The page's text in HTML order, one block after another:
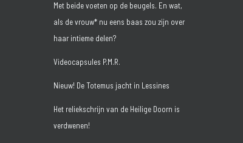
Met beide voeten op de beugels. En wat,
als de vrouw* nu eens baas zou zijn over
haar intieme delen?
Videocapsules P.M.R.
Nieuw! De Totemus jacht in Lessines
Het reliekschrijn van de Heilige Doorn is
verdwenen!